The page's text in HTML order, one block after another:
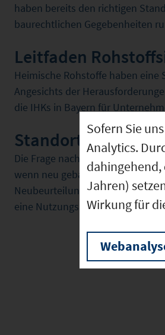
haben bereits den richtigen
baurechtlichen Gegebenheiten
Leitfaden
Heimische Rohstoffe haben
Angesichts der
die IHKs in Bayern für
Standortfaktor
Die Frage nach der
wenn neu gebaut werden soll.
Neubeurteilung eines
eine Nutzungsänderung des
Sofern Sie
Analytics.
dahingehend,
Jahren)
Wirkung für